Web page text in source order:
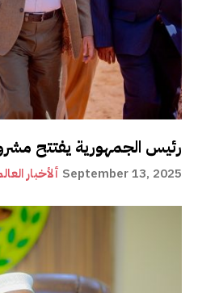
رئيس الجمهورية يفتتح
ألأخبار September 13, 2025